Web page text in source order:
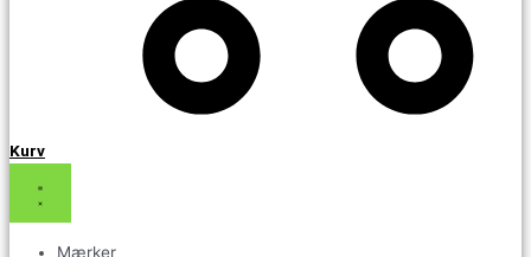
Kurv
Mærker